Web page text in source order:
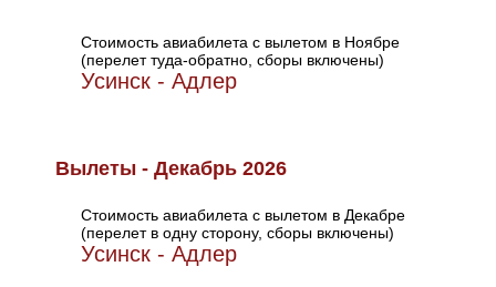
Стоимость авиабилета с вылетом в Ноябре
(перелет туда-обратно, сборы включены)
Усинск - Адлер
Вылеты - Декабрь 2026
Стоимость авиабилета с вылетом в Декабре
(перелет в одну сторону, сборы включены)
Усинск - Адлер